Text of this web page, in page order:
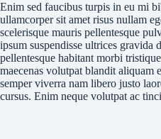
Enim sed faucibus turpis in eu mi
ullamcorper sit amet risus nullam
scelerisque mauris pellentesque
ipsum suspendisse ultrices gravida
pellentesque habitant morbi
maecenas volutpat blandit aliquam
semper viverra nam libero justo
cursus. Enim neque volutpat ac